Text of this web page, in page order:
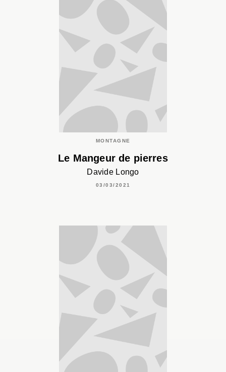
MONTAGNE
Le Mangeur de pierres
Davide Longo
03/03/2021